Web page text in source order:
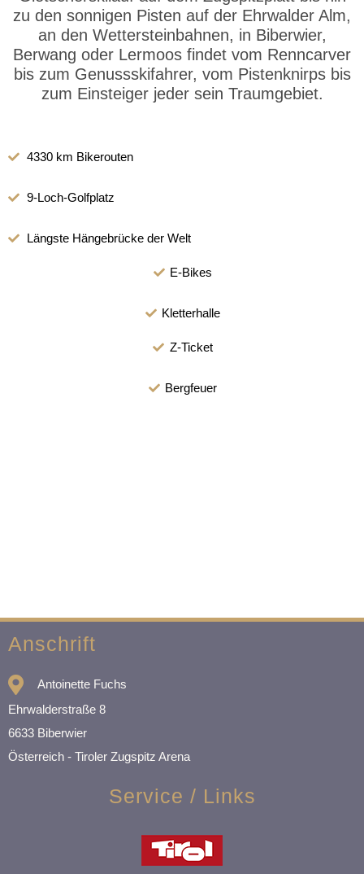
zu den sonnigen Pisten auf der Ehrwalder Alm,
an den Wettersteinbahnen, in Biberwier,
Berwang oder Lermoos findet vom Renncarver
bis zum Genussskifahrer, vom Pistenknirps bis
zum Einsteiger jeder sein Traumgebiet.
4330 km Bikerouten
9-Loch-Golfplatz
Längste Hängebrücke der Welt
E-Bikes
Kletterhalle
Z-Ticket
Bergfeuer
Anschrift
Antoinette Fuchs
Ehrwalderstraße 8
6633 Biberwier
Österreich - Tiroler Zugspitz Arena
Service / Links